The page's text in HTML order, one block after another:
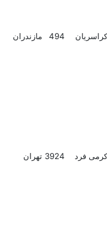
494 مازندران رامسر
3924 تهران کرج